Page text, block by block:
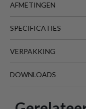
AFMETINGEN
DIEPTE
LENGTE
HOOGTE
SPECIFICATIES
VERPAKKING
DOWNLOADS
Eettafel